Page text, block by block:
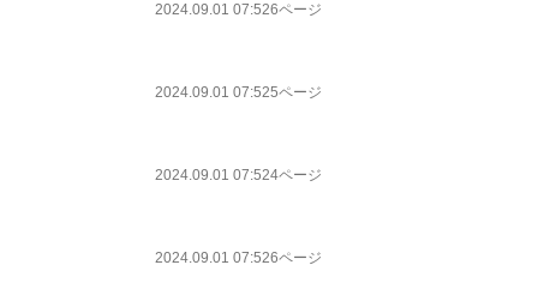
2024.09.01 07:526ページ
2024.09.01 07:525ページ
2024.09.01 07:524ページ
2024.09.01 07:526ページ